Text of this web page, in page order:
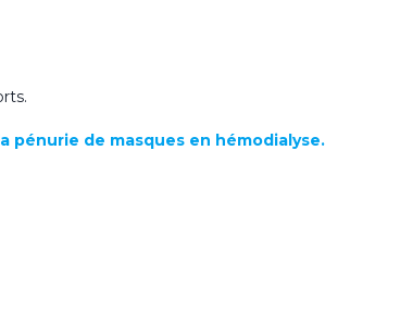
pénurie de masques en hémodialyse.